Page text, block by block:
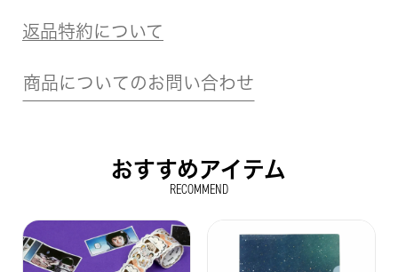
返品特約について
商品についてのお問い合わせ
おすすめアイテム
RECOMMEND